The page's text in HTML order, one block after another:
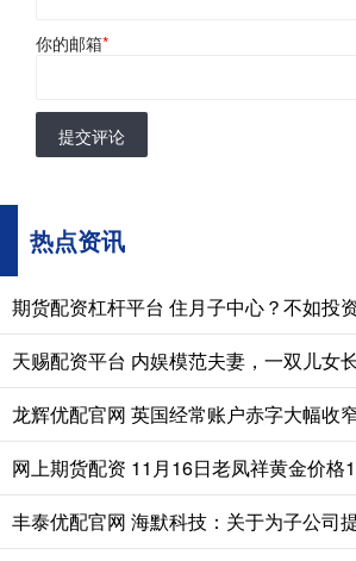
你的邮箱*
提交评论
热点资讯
网上期货配资 11月16日老凤祥黄金价格
丰泰优配官网 海默科技：关于为子公司